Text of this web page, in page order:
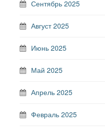
Сентябрь 2025
Август 2025
Июнь 2025
Май 2025
Апрель 2025
Февраль 2025